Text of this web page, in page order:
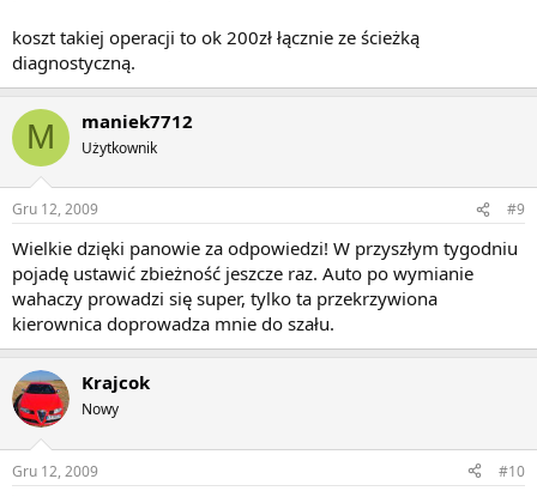
koszt takiej operacji to ok 200zł łącznie ze ścieżką
diagnostyczną.
M maniek7712
Użytkownik
Gru 12, 2009 #9
Wielkie dzięki panowie za odpowiedzi! W przyszłym tygodniu
pojadę ustawić zbieżność jeszcze raz. Auto po wymianie
wahaczy prowadzi się super, tylko ta przekrzywiona
kierownica doprowadza mnie do szału.
Krajcok
Nowy
Gru 12, 2009 #10